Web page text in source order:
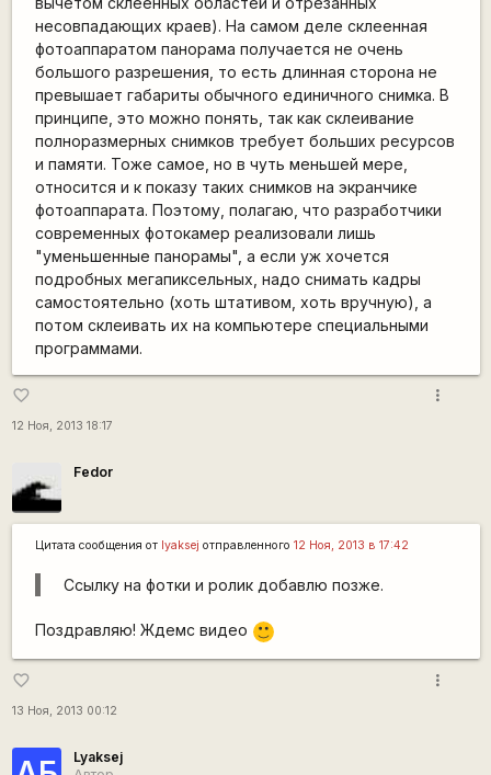
несовпадающих краев). На самом деле склеенная
фотоаппаратом панорама получается не очень
большого разрешения, то есть длинная сторона не
превышает габариты обычного единичного снимка. В
принципе, это можно понять, так как склеивание
полноразмерных снимков требует больших ресурсов
и памяти. Тоже самое, но в чуть меньшей мере,
относится и к показу таких снимков на экранчике
фотоаппарата. Поэтому, полагаю, что разработчики
современных фотокамер реализовали лишь
"уменьшенные панорамы", а если уж хочется
подробных мегапиксельных, надо снимать кадры
самостоятельно (хоть штативом, хоть вручную), а
потом склеивать их на компьютере специальными
программами.
favorite_border
12 Ноя, 2013 18:17
more_vert
Fedor
Цитата сообщения от lyaksej отправленного 12 Ноя, 2013 в 17:42
Ссылку на фотки и ролик добавлю позже.
Поздравляю! Ждемс видео :)
favorite_border
13 Ноя, 2013 00:12
more_vert
Lyaksej